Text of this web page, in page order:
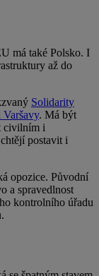
má také Polsko. I
až do
Solidarity
. Má být
civilním i
postavit i
opozice. Původní
a spravedlnost
kontrolního úřadu